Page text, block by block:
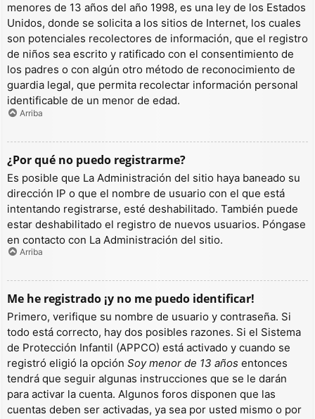
menores de 13 años del año 1998, es una ley de los Estados
Unidos, donde se solicita a los sitios de Internet, los cuales
son potenciales recolectores de información, que el registro
de niños sea escrito y ratificado con el consentimiento de
los padres o con algún otro método de reconocimiento de
guardia legal, que permita recolectar información personal
identificable de un menor de edad.
Arriba
¿Por qué no puedo registrarme?
Es posible que La Administración del sitio haya baneado su
dirección IP o que el nombre de usuario con el que está
intentando registrarse, esté deshabilitado. También puede
estar deshabilitado el registro de nuevos usuarios. Póngase
en contacto con La Administración del sitio.
Arriba
Me he registrado ¡y no me puedo identificar!
Primero, verifique su nombre de usuario y contraseña. Si
todo está correcto, hay dos posibles razones. Si el Sistema
de Protección Infantil (APPCO) está activado y cuando se
registró eligió la opción Soy menor de 13 años entonces
tendrá que seguir algunas instrucciones que se le darán
para activar la cuenta. Algunos foros disponen que las
cuentas deben ser activadas, ya sea por usted mismo o por